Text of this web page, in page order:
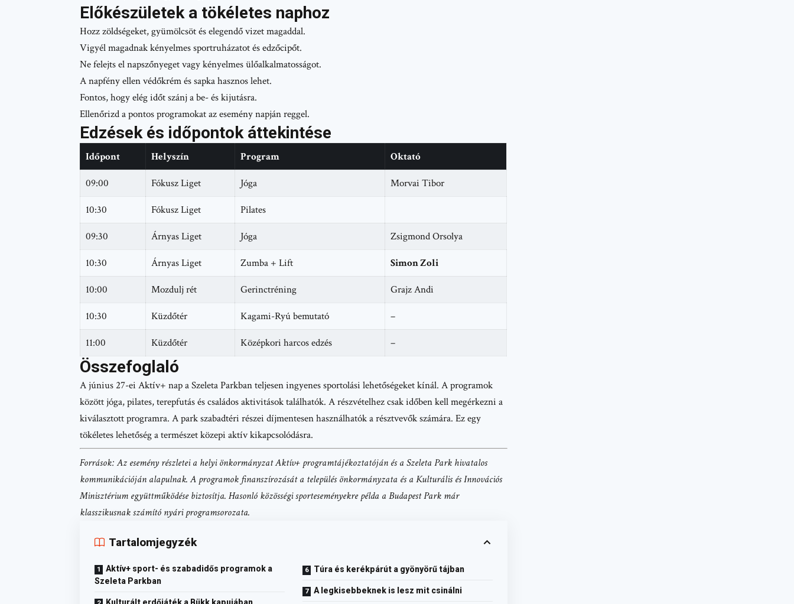
Előkészületek a tökéletes naphoz
Hozz zöldségeket, gyümölcsöt és elegendő vizet magaddal.
Vigyél magadnak kényelmes sportruházatot és edzőcipőt.
Ne felejts el napszőnyeget vagy kényelmes ülőalkalmatosságot.
A napfény ellen védőkrém és sapka hasznos lehet.
Fontos, hogy elég időt szánj a be- és kijutásra.
Ellenőrizd a pontos programokat az esemény napján reggel.
Edzések és időpontok áttekintése
Időpont Helyszín Program Oktató
09:00 Fókusz Liget Jóga Morvai Tibor
10:30 Fókusz Liget Pilates
09:30 Árnyas Liget Jóga Zsigmond Orsolya
10:30 Árnyas Liget Zumba + Lift Simon Zoli
10:00 Mozdulj rét Gerinctréning Grajz Andi
10:30 Küzdőtér Kagami-Ryú bemutató –
11:00 Küzdőtér Középkori harcos edzés –
Összefoglaló
A június 27-ei Aktív+ nap a Szeleta Parkban teljesen ingyenes sportolási lehetőségeket kínál. A programok
között jóga, pilates, terepfutás és családos aktivitások találhatók. A részvételhez csak időben kell megérkezni a
kiválasztott programra. A park szabadtéri részei díjmentesen használhatók a résztvevők számára. Ez egy
tökéletes lehetőség a természet közepi aktív kikapcsolódásra.
Források: Az esemény részletei a helyi önkormányzat Aktív+ programtájékoztatóján és a Szeleta Park hivatalos
kommunikációján alapulnak. A programok finanszírozását a település önkormányzata és a Kulturális és Innovációs
Minisztérium együttműködése biztosítja. Hasonló közösségi sporteseményekre példa a Budapest Park már
klasszikusnak számító nyári programsorozata.
Tartalomjegyzék
Aktív+ sport- és szabadidős programok a
Szeleta Parkban
Kulturált erdőjáték a Bükk kapujában
Túra és kerékpárút a gyönyörű tájban
A legkisebbeknek is lesz mit csinálni